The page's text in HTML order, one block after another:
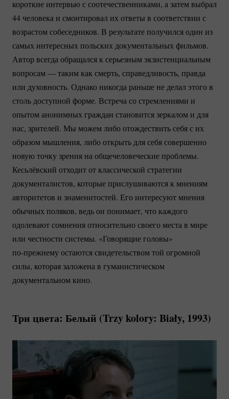
короткие интервью с соотечественниками, а затем выбрал
44 человека и смонтировал их ответы в соответствии с
возрастом собеседников. В результате получился один из
самых интересных польских документальных фильмов.
Автор всегда обращался к серьезным экзистенциальным
вопросам — таким как смерть, справедливость, правда
или духовность. Однако никогда раньше не делал этого в
столь доступной форме. Встреча со стремлениями и
опытом анонимных граждан становится зеркалом и для
нас, зрителей. Мы можем либо отождествить себя с их
образом мышления, либо открыть для себя совершенно
новую точку зрения на общечеловеческие проблемы.
Кесьлёвский отходит от классической стратегии
документалистов, которые прислушиваются к мнениям
авторитетов и знаменитостей. Его интересуют мнения
обычных поляков, ведь он понимает, что каждого
одолевают сомнения относительно своего места в мире
или честности системы. «Говорящие головы»
по-прежнемуостаются свидетельством той огромной
силы, которая заложена в гуманистическом
документальном кино.
Три цвета: Белый (Trzy kolory: Biały, 1993)